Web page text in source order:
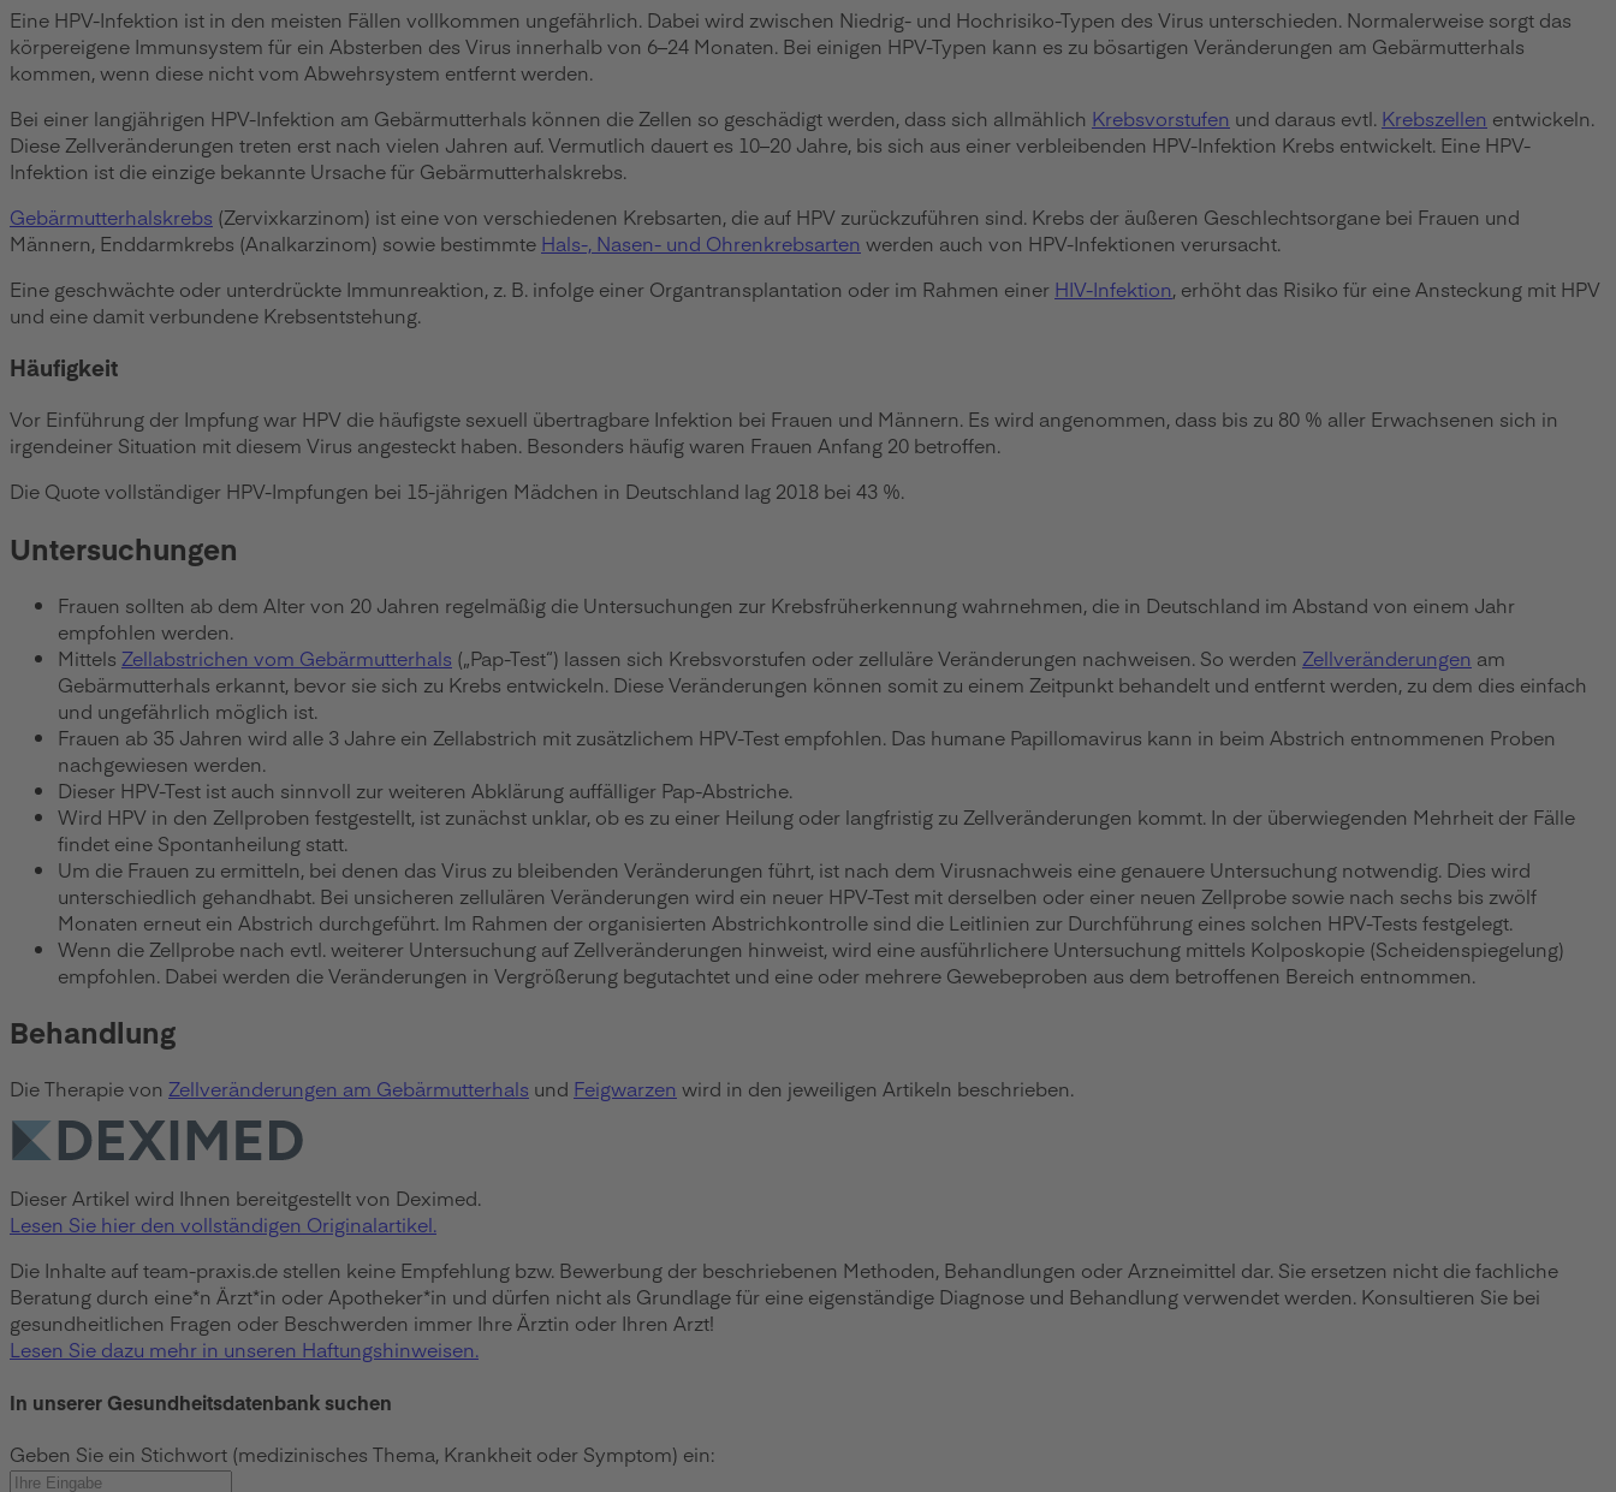
Eine HPV-Infektion ist in den meisten Fällen vollkommen ungefährlich. Dabei wird zwischen Niedrig- und Hochrisiko-Typen des Virus unterschieden. Normalerweise sorgt das
körpereigene Immunsystem für ein Absterben des Virus innerhalb von 6–24 Monaten. Bei einigen HPV-Typen kann es zu bösartigen Veränderungen am Gebärmutterhals
kommen, wenn diese nicht vom Abwehrsystem entfernt werden.
Bei einer langjährigen HPV-Infektion am Gebärmutterhals können die Zellen so geschädigt werden, dass sich allmählich Krebsvorstufen und daraus evtl. Krebszellen entwickeln.
Diese Zellveränderungen treten erst nach vielen Jahren auf. Vermutlich dauert es 10–20 Jahre, bis sich aus einer verbleibenden HPV-Infektion Krebs entwickelt. Eine HPV-
Infektion ist die einzige bekannte Ursache für Gebärmutterhalskrebs.
Gebärmutterhalskrebs (Zervixkarzinom) ist eine von verschiedenen Krebsarten, die auf HPV zurückzuführen sind. Krebs der äußeren Geschlechtsorgane bei Frauen und
Männern, Enddarmkrebs (Analkarzinom) sowie bestimmte Hals-, Nasen- und Ohrenkrebsarten werden auch von HPV-Infektionen verursacht.
Eine geschwächte oder unterdrückte Immunreaktion, z. B. infolge einer Organtransplantation oder im Rahmen einer HIV-Infektion, erhöht das Risiko für eine Ansteckung mit HPV
und eine damit verbundene Krebsentstehung.
Häufigkeit
Vor Einführung der Impfung war HPV die häufigste sexuell übertragbare Infektion bei Frauen und Männern. Es wird angenommen, dass bis zu 80 % aller Erwachsenen sich in
irgendeiner Situation mit diesem Virus angesteckt haben. Besonders häufig waren Frauen Anfang 20 betroffen.
Die Quote vollständiger HPV-Impfungen bei 15-jährigen Mädchen in Deutschland lag 2018 bei 43 %.
Untersuchungen
Frauen sollten ab dem Alter von 20 Jahren regelmäßig die Untersuchungen zur Krebsfrüherkennung wahrnehmen, die in Deutschland im Abstand von einem Jahr
empfohlen werden.
Mittels Zellabstrichen vom Gebärmutterhals („Pap-Test“) lassen sich Krebsvorstufen oder zelluläre Veränderungen nachweisen. So werden Zellveränderungen am
Gebärmutterhals erkannt, bevor sie sich zu Krebs entwickeln. Diese Veränderungen können somit zu einem Zeitpunkt behandelt und entfernt werden, zu dem dies einfach
und ungefährlich möglich ist.
Frauen ab 35 Jahren wird alle 3 Jahre ein Zellabstrich mit zusätzlichem HPV-Test empfohlen. Das humane Papillomavirus kann in beim Abstrich entnommenen Proben
nachgewiesen werden.
Dieser HPV-Test ist auch sinnvoll zur weiteren Abklärung auffälliger Pap-Abstriche.
Wird HPV in den Zellproben festgestellt, ist zunächst unklar, ob es zu einer Heilung oder langfristig zu Zellveränderungen kommt. In der überwiegenden Mehrheit der Fälle
findet eine Spontanheilung statt.
Um die Frauen zu ermitteln, bei denen das Virus zu bleibenden Veränderungen führt, ist nach dem Virusnachweis eine genauere Untersuchung notwendig. Dies wird
unterschiedlich gehandhabt. Bei unsicheren zellulären Veränderungen wird ein neuer HPV-Test mit derselben oder einer neuen Zellprobe sowie nach sechs bis zwölf
Monaten erneut ein Abstrich durchgeführt. Im Rahmen der organisierten Abstrichkontrolle sind die Leitlinien zur Durchführung eines solchen HPV-Tests festgelegt.
Wenn die Zellprobe nach evtl. weiterer Untersuchung auf Zellveränderungen hinweist, wird eine ausführlichere Untersuchung mittels Kolposkopie (Scheidenspiegelung)
empfohlen. Dabei werden die Veränderungen in Vergrößerung begutachtet und eine oder mehrere Gewebeproben aus dem betroffenen Bereich entnommen.
Behandlung
Die Therapie von Zellveränderungen am Gebärmutterhals und Feigwarzen wird in den jeweiligen Artikeln beschrieben.
Dieser Artikel wird Ihnen bereitgestellt von Deximed.
Lesen Sie hier den vollständigen Originalartikel.
Die Inhalte auf team-praxis.de stellen keine Empfehlung bzw. Bewerbung der beschriebenen Methoden, Behandlungen oder Arzneimittel dar. Sie ersetzen nicht die fachliche
Beratung durch eine*n Ärzt*in oder Apotheker*in und dürfen nicht als Grundlage für eine eigenständige Diagnose und Behandlung verwendet werden. Konsultieren Sie bei
gesundheitlichen Fragen oder Beschwerden immer Ihre Ärztin oder Ihren Arzt!
Lesen Sie dazu mehr in unseren Haftungshinweisen.
In unserer Gesundheitsdatenbank suchen
Geben Sie ein Stichwort (medizinisches Thema, Krankheit oder Symptom) ein: